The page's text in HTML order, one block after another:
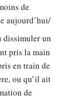
de
aujourd’hui/
dissimuler un
pris la main
en train de
ou qu’il ait
de